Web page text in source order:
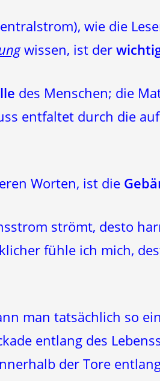
wie die
wissen, ist der
des Menschen; die
entfaltet durch die
Worten, ist die
strömt, desto
fühle ich mich,
man tatsächlich so
entlang des
der Tore